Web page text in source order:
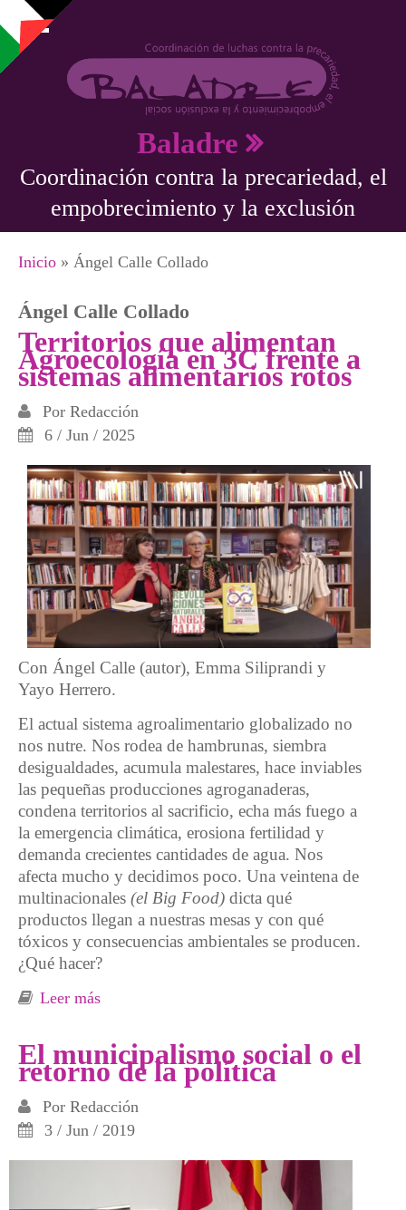
Pasar al contenido principal
Baladre
Coordinación contra la precariedad, el
empobrecimiento y la exclusión
Se encuentra usted aquí
Inicio » Ángel Calle Collado
Ángel Calle Collado
Territorios que alimentan
Agroecología en 3C frente a
sistemas alimentarios rotos
Por Redacción
6 / Jun / 2025
Con Ángel Calle (autor), Emma Siliprandi y
Yayo Herrero.
El actual sistema agroalimentario globalizado no
nos nutre. Nos rodea de hambrunas, siembra
desigualdades, acumula malestares, hace inviables
las pequeñas producciones agroganaderas,
condena territorios al sacrificio, echa más fuego a
la emergencia climática, erosiona fertilidad y
demanda crecientes cantidades de agua. Nos
afecta mucho y decidimos poco. Una veintena de
multinacionales (el Big Food) dicta qué
productos llegan a nuestras mesas y con qué
tóxicos y consecuencias ambientales se producen.
¿Qué hacer?
Leer más
El municipalismo social o el
retorno de la política
Por Redacción
3 / Jun / 2019